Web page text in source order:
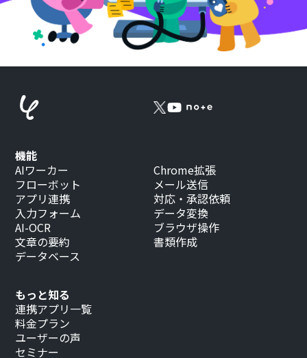
もっと知る
連携アプリ一覧
料金プラン
ユーザーの声
セミナー
機能
AIワーカー
フローボット
アプリ連携
入力フォーム
AI-OCR
文章の要約
データベース
Chrome拡張
メール送信
対応・承認依頼
データ変換
ブラウザ操作
書類作成